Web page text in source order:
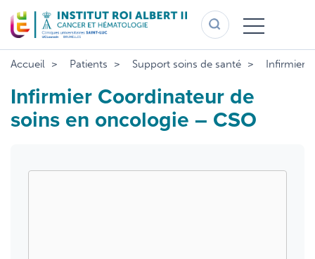
au
contenu
principal
Accueil Patients Support soins de santé Infirmier
Infirmier Coordinateur de
soins en oncologie – CSO